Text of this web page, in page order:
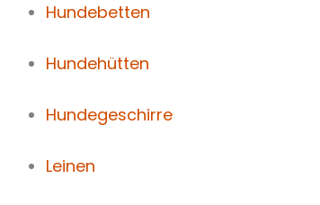
Hundebetten
Hundehütten
Hundegeschirre
Leinen